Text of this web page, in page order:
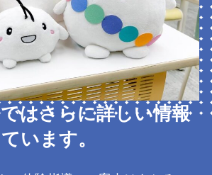
はさらに詳しい情報
います。